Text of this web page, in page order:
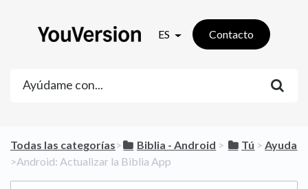
ES Contacto
Todas las categorías​>​ ​Biblia - Android ​ > ​ ​Tú ​ > ​​Ayuda
>​ Android: Actualizar la Biblia App